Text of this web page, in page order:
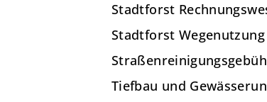
Stadtforst
Stadtforst Wegenutzung
Tiefbau und